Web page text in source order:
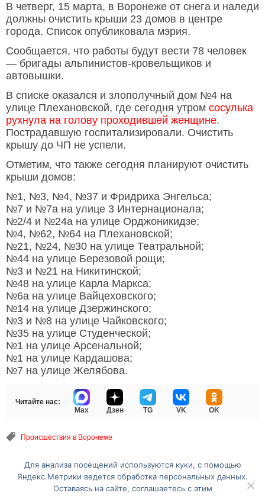
В четверг, 15 марта, в Воронеже от снега и наледи
должны очистить крыши 23 домов в центре
города. Список опубликовала мэрия.
Сообщается, что работы будут вести 78 человек
— бригады альпинистов-кровельщиков и
автовышки.
В списке оказался и злополучный дом №4 на
улице Плехановской, где сегодня утром сосулька
рухнула на голову проходившей женщине.
Пострадавшую госпитализировали. Очистить
крышу до ЧП не успели.
Отметим, что также сегодня планируют очистить
крыши домов:
№1, №3, №4, №37 и Фридриха Энгельса;
№7 и №7а на улице 3 Интернационала;
№2/4 и №24а на улице Орджоникидзе;
№4, №62, №64 на Плехановской;
№21, №24, №30 на улице Театральной;
№44 на улице Березовой рощи;
№3 и №21 на Никитинской;
№48 на улице Карла Маркса;
№6а на улице Вайцеховского;
№14 на улице Дзержинского;
№3 и №8 на улице Чайковского;
№35 на улице Студенческой;
№1 на улице Арсенальной;
№1 на улице Кардашова;
№7 на улице Желябова.
Читайте нас:
Max
Дзен TG VK OK
Происшествия в Воронеже
Перейти на полную версию сайта
Для анализа посещений используются куки, с помощью
Яндекс.Метрики ведется обработка персональных данных.
Оставаясь на сайте, соглашаетесь с этим